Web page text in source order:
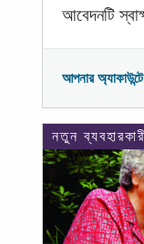
আবেদনটি
আপনার
নতুন